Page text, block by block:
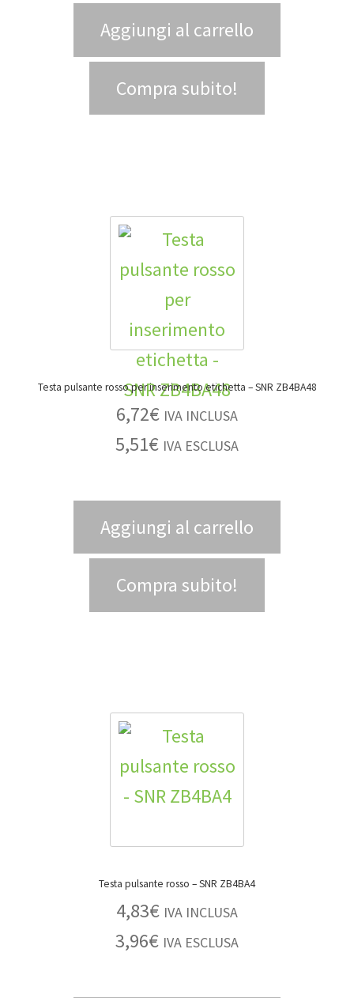
Aggiungi al carrello
Compra subito!
Testa pulsante rosso per inserimento etichetta – SNR ZB4BA48
6,72€ IVA INCLUSA
5,51€ IVA ESCLUSA
Aggiungi al carrello
Compra subito!
Testa pulsante rosso – SNR ZB4BA4
4,83€ IVA INCLUSA
3,96€ IVA ESCLUSA